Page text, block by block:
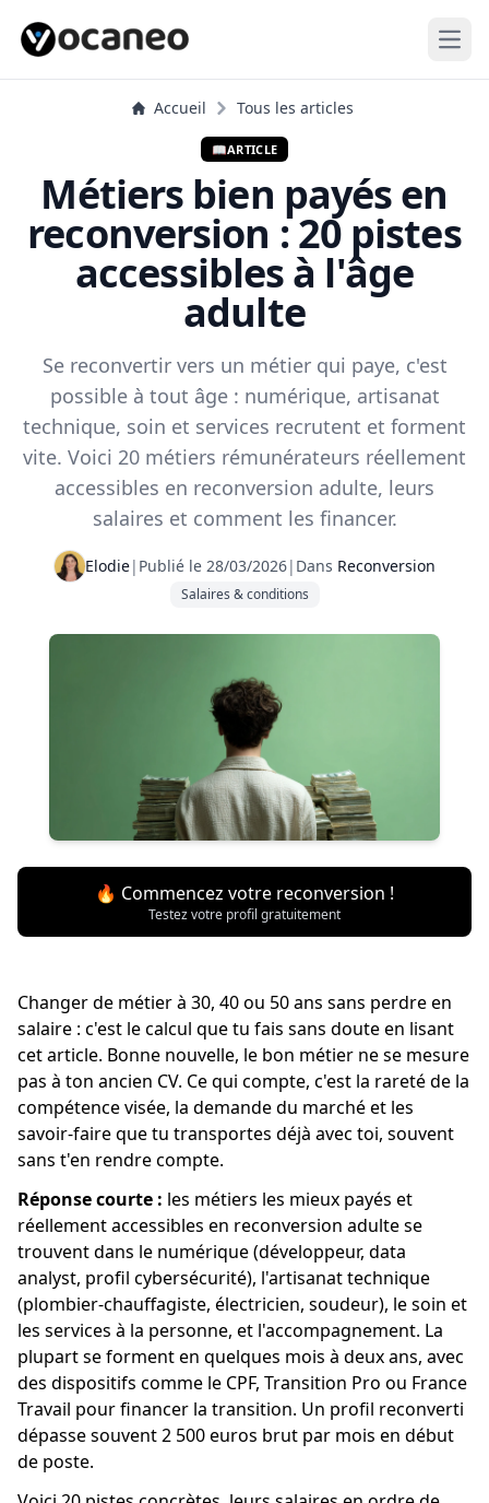
Accueil Tous les articles
📖ARTICLE
Métiers bien payés en
reconversion : 20 pistes
accessibles à l'âge
adulte
Se reconvertir vers un métier qui paye, c'est
possible à tout âge : numérique, artisanat
technique, soin et services recrutent et forment
vite. Voici 20 métiers rémunérateurs réellement
accessibles en reconversion adulte, leurs
salaires et comment les financer.
Elodie| Publié le 28/03/2026| Dans Reconversion
Salaires & conditions
🔥 Commencez votre reconversion !
Testez votre profil gratuitement
Changer de métier à 30, 40 ou 50 ans sans perdre en
salaire : c'est le calcul que tu fais sans doute en lisant
cet article. Bonne nouvelle, le bon métier ne se mesure
pas à ton ancien CV. Ce qui compte, c'est la rareté de la
compétence visée, la demande du marché et les
savoir-faire que tu transportes déjà avec toi, souvent
sans t'en rendre compte.
Réponse courte : les métiers les mieux payés et
réellement accessibles en reconversion adulte se
trouvent dans le numérique (développeur, data
analyst, profil cybersécurité), l'artisanat technique
(plombier-chauffagiste, électricien, soudeur), le soin et
les services à la personne, et l'accompagnement. La
plupart se forment en quelques mois à deux ans, avec
des dispositifs comme le CPF, Transition Pro ou France
Travail pour financer la transition. Un profil reconverti
dépasse souvent 2 500 euros brut par mois en début
de poste.